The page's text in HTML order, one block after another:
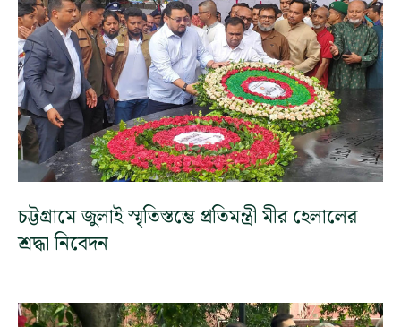
চট্টগ্রামে জুলাই স্মৃতিস্তম্ভে প্রতিমন্ত্রী মীর হেলালের
শ্রদ্ধা নিবেদন